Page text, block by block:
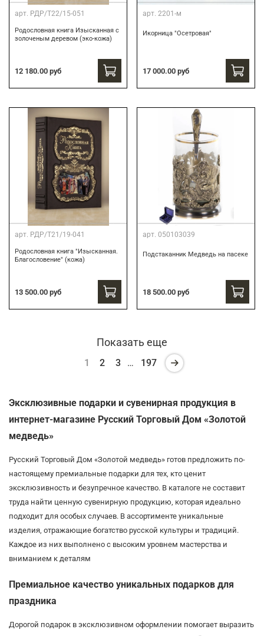
арт. РДР/Т22/15-051
Родословная книга Изысканная с
золоченым деревом (эко-кожа)
12 180.00 руб
арт. 2201-м
Икорница "Осетровая"
17 000.00 руб
арт. РДР/Т21/19-041
Родословная книга "Изысканная.
Благословение" (кожа)
13 500.00 руб
арт. 050103039
Подстаканник Медведь на пасеке
18 500.00 руб
Показать еще
1 2 3 … 197
Эксклюзивные подарки и сувенирная продукция в
интернет-магазине Русский Торговый Дом «Золотой
медведь»
Русский Торговый Дом «Золотой медведь» готов предложить по-
настоящему премиальные подарки для тех, кто ценит
эксклюзивность и безупречное качество. В каталоге не составит
труда найти ценную сувенирную продукцию, которая идеально
подходит для особых случаев. В ассортименте уникальные
изделия, отражающие богатство русской культуры и традиций.
Каждое из них выполнено с высоким уровнем мастерства и
вниманием к деталям
Премиальное качество уникальных подарков для
праздника
Дорогой подарок в эксклюзивном оформлении помогает выразить